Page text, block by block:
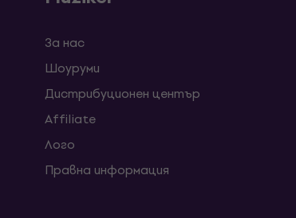
За нас
Шоуруми
Дистрибуционен център
Affiliate
Лого
Правна информация